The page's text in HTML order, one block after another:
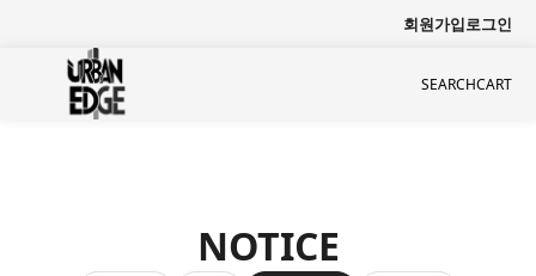
회원가입로그인
SEARCHCART
NOTICE